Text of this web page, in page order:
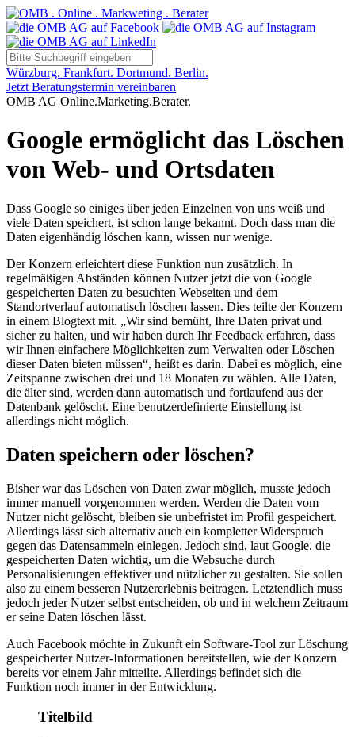
Würzburg. Frankfurt. Dortmund. Berlin.
Jetzt Beratungstermin vereinbaren
OMB AG Online.Marketing.Berater.
Google ermöglicht das Löschen
von Web- und Ortsdaten
Dass Google so einiges über jeden Einzelnen von uns weiß und
viele Daten speichert, ist schon lange bekannt. Doch dass man die
Daten eigenhändig löschen kann, wissen nur wenige.
Der Konzern erleichtert diese Funktion nun zusätzlich. In
regelmäßigen Abständen können Nutzer jetzt die von Google
gespeicherten Daten zu besuchten Webseiten und dem
Standortverlauf automatisch löschen lassen. Dies teilte der Konzern
in einem Blogtext mit. „Wir sind bemüht, Ihre Daten privat und
sicher zu halten, und wir haben durch Ihr Feedback erfahren, dass
wir Ihnen einfachere Möglichkeiten zum Verwalten oder Löschen
dieser Daten bieten müssen“, heißt es darin. Dabei es möglich, eine
Zeitspanne zwischen drei und 18 Monaten zu wählen. Alle Daten,
die älter sind, werden dann automatisch und fortlaufend aus der
Datenbank gelöscht. Eine benutzerdefinierte Einstellung ist
allerdings nicht möglich.
Daten speichern oder löschen?
Bisher war das Löschen von Daten zwar möglich, musste jedoch
immer manuell vorgenommen werden. Werden die Daten vom
Nutzer nicht gelöscht, bleiben sie unbefristet im Profil gespeichert.
Allerdings lässt sich alternativ auch ein kompletter Widerspruch
gegen das Datensammeln einlegen. Jedoch sind, laut Google, die
gespeicherten Daten wichtig, um die Websuche durch
Personalisierungen effektiver und nützlicher zu gestalten. Sie sollen
also zu einem besseren Nutzererlebnis beitragen. Letztendlich muss
jedoch jeder Nutzer selbst entscheiden, ob und in welchem Zeitraum
er seine Daten löschen lässt.
Auch Facebook möchte in Zukunft ein Software-Tool zur Löschung
gespeicherter Nutzer-Informationen bereitstellen, wie der Konzern
bereits vor einem Jahr mitteilte. Allerdings befindet sich die
Funktion noch immer in der Entwicklung.
Titelbild